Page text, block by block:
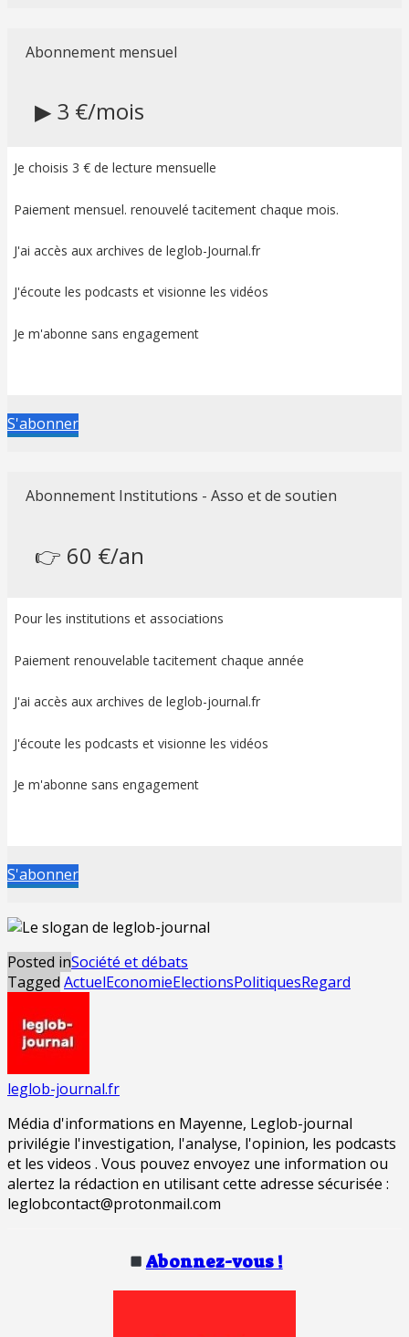
Abonnement mensuel
▶ 3 €/mois
Je choisis 3 € de lecture mensuelle
Paiement mensuel. renouvelé tacitement chaque mois.
J'ai accès aux archives de leglob-Journal.fr
J'écoute les podcasts et visionne les vidéos
Je m'abonne sans engagement
S'abonner
Abonnement Institutions - Asso et de soutien
👉 60 €/an
Pour les institutions et associations
Paiement renouvelable tacitement chaque année
J'ai accès aux archives de leglob-journal.fr
J'écoute les podcasts et visionne les vidéos
Je m'abonne sans engagement
S'abonner
Posted inSociété et débats
Tagged ActuelEconomieElectionsPolitiquesRegard
leglob-journal.fr
Média d'informations en Mayenne, Leglob-journal
privilégie l'investigation, l'analyse, l'opinion, les podcasts
et les videos . Vous pouvez envoyez une information ou
alertez la rédaction en utilisant cette adresse sécurisée :
leglobcontact@protonmail.com
Abonnez-vous !